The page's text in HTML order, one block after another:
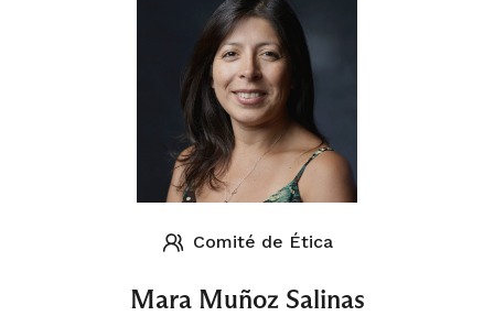
Comité de Ética
Mara Muñoz Salinas